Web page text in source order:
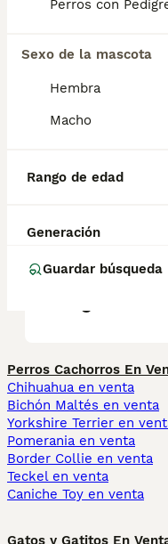
Perros con
Sexo de la mascota
Hembra
Macho
Rango de edad
Generación
Guardar búsqueda
¿Es raro el
Entlebuch?
¿Cómo es
Boyero de
Perros Cachorros En
Chihuahua en venta
Bichón Maltés en venta
Yorkshire Terrier en
Pomerania en venta
Border Collie en venta
Teckel en venta
Caniche Toy en venta
Gatos y Gatitos En